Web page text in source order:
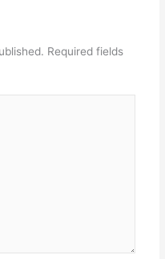
Required fields